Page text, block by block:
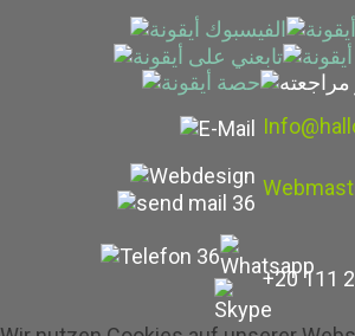
+20 111